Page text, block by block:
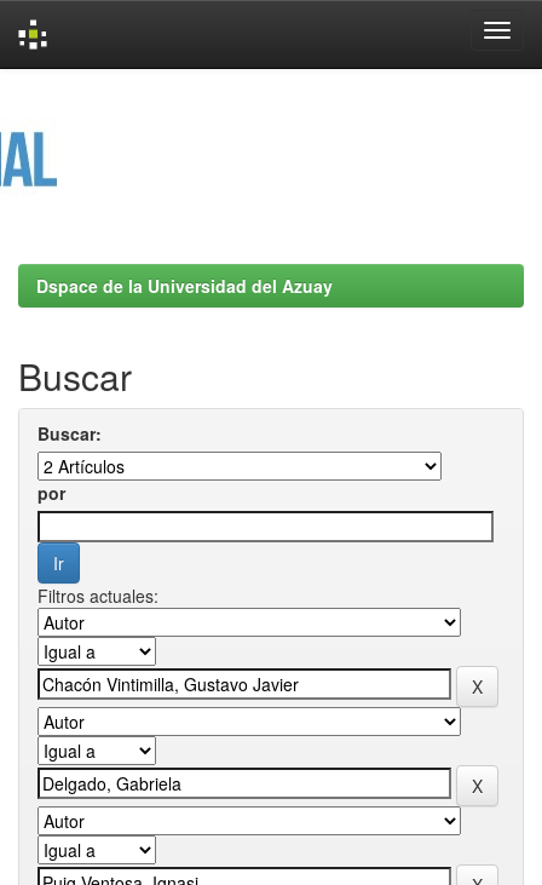
Dspace de la Universidad del Azuay
Buscar
Buscar:
por
Filtros actuales: